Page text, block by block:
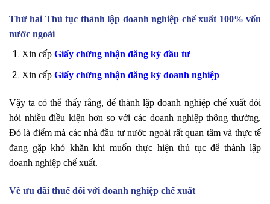
Thứ hai Thủ tục thành lập doanh nghiệp chế xuất 100% vốn
nước ngoài
Xin cấp Giấy chứng nhận đăng ký đầu tư
Xin cấp Giấy chứng nhận đăng ký doanh nghiệp
Vậy ta có thể thấy rằng, để thành lập doanh nghiệp chế xuất đòi
hỏi nhiều điều kiện hơn so với các doanh nghiệp thông thường.
Đó là điểm mà các nhà đầu tư nước ngoài rất quan tâm và thực tế
đang gặp khó khăn khi muốn thực hiện thủ tục để thành lập
doanh nghiệp chế xuất.
Về ưu đãi thuế đối với doanh nghiệp chế xuất